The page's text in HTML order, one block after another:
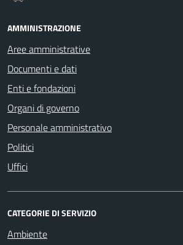
AMMINISTRAZIONE
Aree amministrative
Documenti e dati
Enti e fondazioni
Organi di governo
Personale amministrativo
Politici
Uffici
CATEGORIE DI SERVIZIO
Ambiente